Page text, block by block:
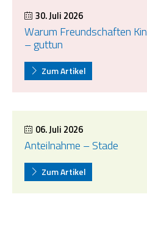
30. Juli 2026
Warum Freundschaften
– guttun
Zum Artikel
06. Juli 2026
Anteilnahme – Stade
Zum Artikel